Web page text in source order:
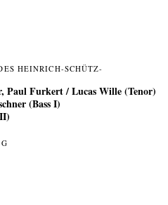
HEINRICH-SCHÜTZ-
Paul Furkert / Lucas Wille (Tenor)
(Bass I)